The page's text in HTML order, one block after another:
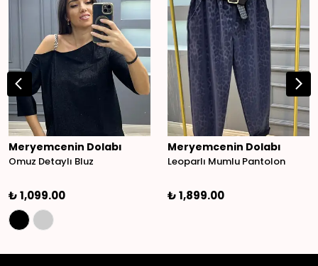
Meryemcenin Dolabı
Omuz Detaylı Bluz
₺ 1,099.00
Meryemcenin Dolabı
Leoparlı Mumlu Pantolon
₺ 1,899.00